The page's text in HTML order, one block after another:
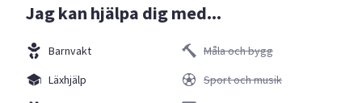
Jag kan hjälpa dig med...
Barnvakt
Läxhjälp
Måla och bygg
Sport och musik